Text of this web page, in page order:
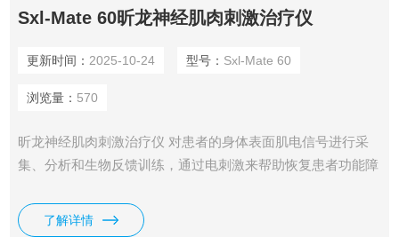
Sxl-Mate 60昕龙神经肌肉刺激治疗仪
更新时间： 2025-10-24 型号： Sxl-Mate 60
浏览量： 570
昕龙神经肌肉刺激治疗仪 对患者的身体表面肌电信号进行采
集、分析和生物反馈训练，通过电刺激来帮助恢复患者功能障
了解详情